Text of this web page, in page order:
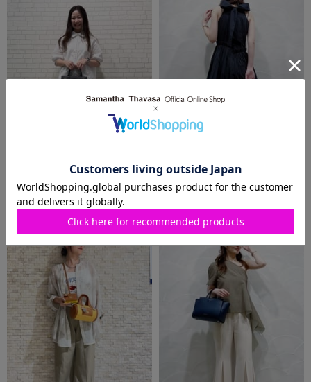
2026.08.06
Samantha Thavasa
Samantha Thavasa